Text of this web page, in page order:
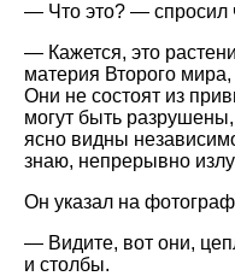
— Что это? — спросил
— Кажется, это
материя Второго
Они не состоят из
могут быть
ясно видны
знаю, непрерывно
Он указал на
— Видите, вот они,
и столбы.